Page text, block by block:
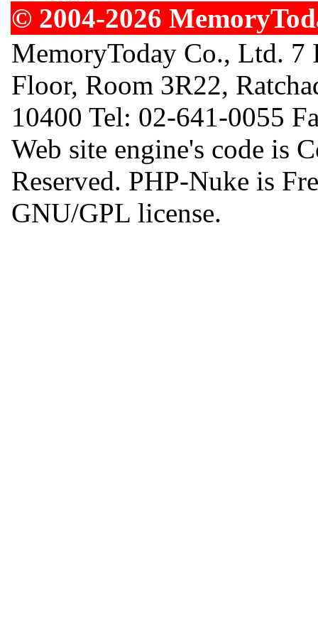
© 2004-2026
MemoryToday Co., Ltd.
Floor, Room 3R22,
10400 Tel: 02-641-0055
Web site engine's code is
Reserved. PHP-Nuke is
GNU/GPL license.